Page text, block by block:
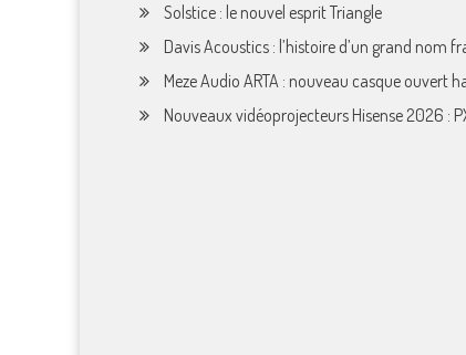
Solstice : le nouvel esprit Triangle
Davis Acoustics : l’histoire d’un grand nom
Meze Audio ARTA : nouveau casque ouvert
Nouveaux vidéoprojecteurs Hisense 2026 :